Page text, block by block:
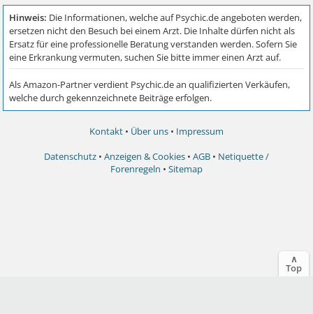
Kontakt • Über uns • Impressum
Datenschutz • Anzeigen & Cookies • AGB • Netiquette /
Forenregeln • Sitemap
∧
Top